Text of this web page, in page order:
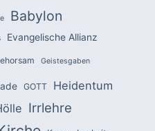
Babylon
Evangelische Allianz
Geistesgaben
GOTT Heidentum
Irrlehre